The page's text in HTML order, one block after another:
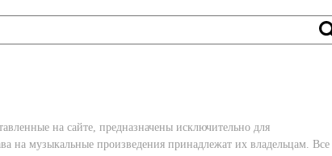
на сайте, предназначены исключительно для
на музыкальные произведения принадлежат их владельцам. Все